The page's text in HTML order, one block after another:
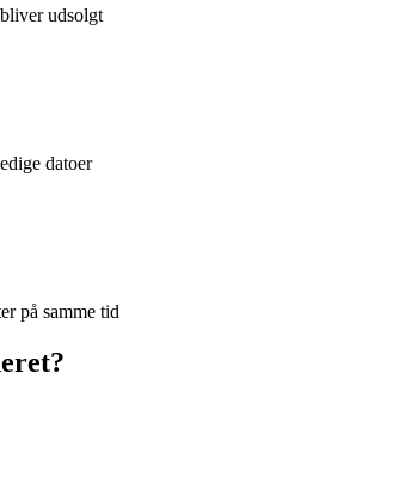
udsolgt
datoer
på samme tid